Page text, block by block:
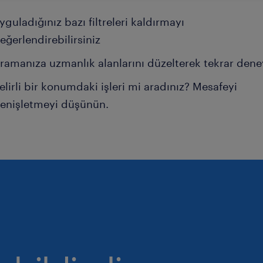
bazı filtreleri kaldırmayı
uzmanlık alanlarını düzelterek tekrar
bir konumdaki işleri mi aradınız? Mesafeyi
düşünün.